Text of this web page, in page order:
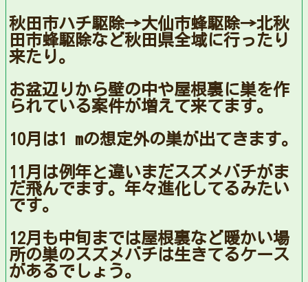
秋田市ハチ駆除→大仙市蜂駆除→北秋
田市蜂駆除など秋田県全域に行ったり
来たり。
お盆辺りから壁の中や屋根裏に巣を作
られている案件が増えて来てます。
10月は1 mの想定外の巣が出てきます。
11月は例年と違いまだスズメバチがま
だ飛んでます。年々進化してるみたい
です。
12月も中旬までは屋根裏など暖かい場
所の巣のスズメバチは生きてるケース
があるでしょう。